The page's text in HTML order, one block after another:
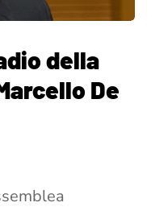
della
De